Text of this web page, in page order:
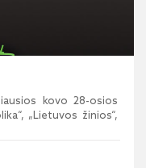
kovo 28-osios
„Lietuvos žinios“,